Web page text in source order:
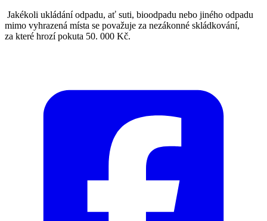
Jakékoli ukládání odpadu, ať suti, bioodpadu nebo jiného odpadu
mimo vyhrazená místa se považuje za nezákonné skládkování,
za které hrozí pokuta 50. 000 Kč.